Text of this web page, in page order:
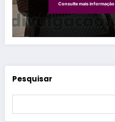
Consulte mais informação
Pesquisar